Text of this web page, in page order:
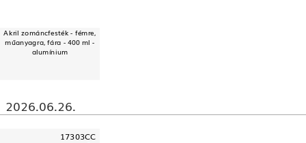
Akril zománcfesték - fémre,
műanyagra, fára - 400 ml -
alumínium
2026.06.26.
17303CC